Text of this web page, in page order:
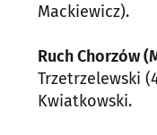
Mackiewicz).
Ruch Chorzów
Trzetrzelewski
Kwiatkowski.